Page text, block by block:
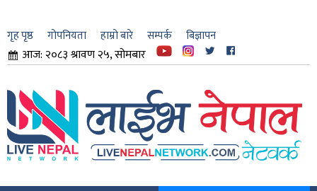
गृह पृष्ठ गोपनियता हाम्रो बारे सम्पर्क बिज्ञापन
आज: २०८३ श्रावण २५, सोमबार